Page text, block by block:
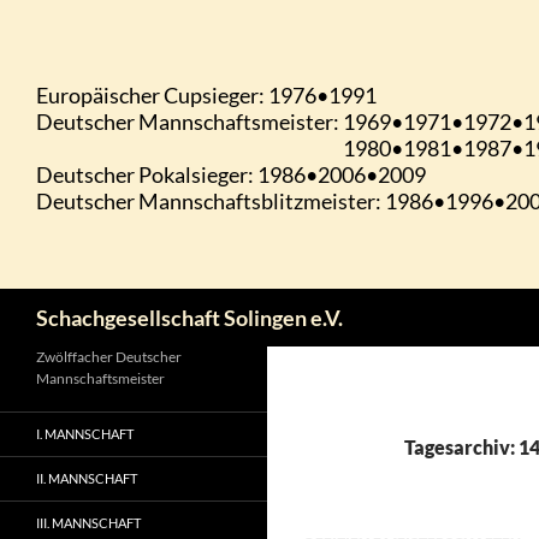
Schachgesellschaft Solingen e.V.
Tagesarchiv:
Zwölffacher Deutscher
Mannschaftsmeister
I. MANNSCHAFT
II. MANNSCHAFT
III. MANNSCHAFT